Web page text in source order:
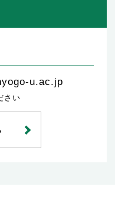
u.ac.jp
さい